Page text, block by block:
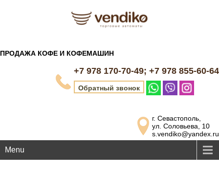
ПРОДАЖА КОФЕ И КОФЕМАШИН
+7 978 170-70-49; +7 978 855-60-64
Обратный звонок
г. Севастополь,
ул. Соловьева, 10
s.vendiko@yandex.ru
Menu